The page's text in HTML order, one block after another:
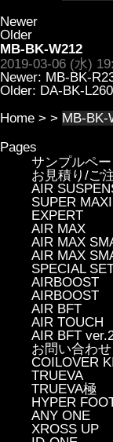
Newer
Older
MB-BK-W212
2019-03-06 (水)
Newer: MB-BK-
Older: DA-BK-
Home > > MB-BK-
Pages
サンプルペ
お見積り/ご
AIR
SUPER
EXPERT
AIR MAX
AIR MAX
AIR MAX
SPECIAL
AIRBOOST
AIRBOOST
AIR BFT
AIR TOUCH
AIR BFT
お問い合わせ
COILOVER
TRUEVA
TRUEVA極
HYPER
ANY ONE
XROSS UP